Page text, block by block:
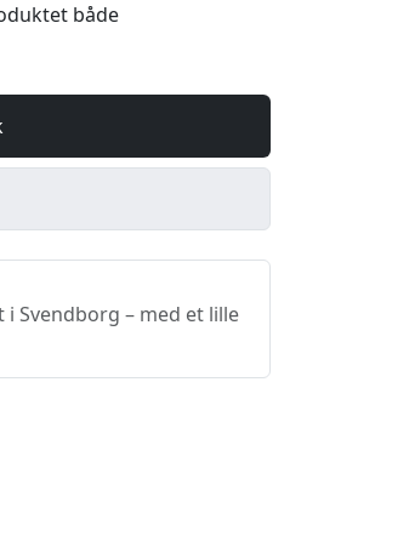
både
Svendborg – med et lille